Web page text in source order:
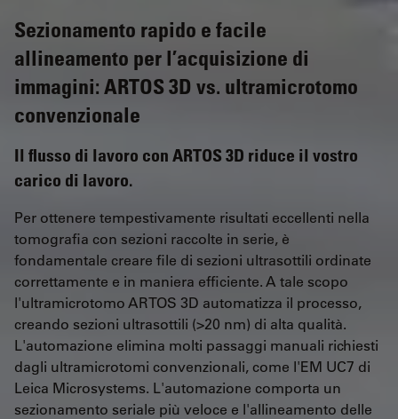
Sezionamento rapido e facile
allineamento per l’acquisizione di
immagini: ARTOS 3D vs. ultramicrotomo
convenzionale
Il flusso di lavoro con ARTOS 3D riduce il vostro
carico di lavoro.
Per ottenere tempestivamente risultati eccellenti nella
tomografia con sezioni raccolte in serie, è
fondamentale creare file di sezioni ultrasottili ordinate
correttamente e in maniera efficiente. A tale scopo
l'ultramicrotomo ARTOS 3D automatizza il processo,
creando sezioni ultrasottili (>20 nm) di alta qualità.
L'automazione elimina molti passaggi manuali richiesti
dagli ultramicrotomi convenzionali, come l'EM UC7 di
Leica Microsystems. L'automazione comporta un
sezionamento seriale più veloce e l'allineamento delle